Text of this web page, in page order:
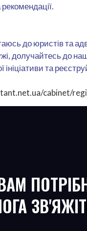
до юристів та
долучайтесь до
ініціативи та
cabinet/